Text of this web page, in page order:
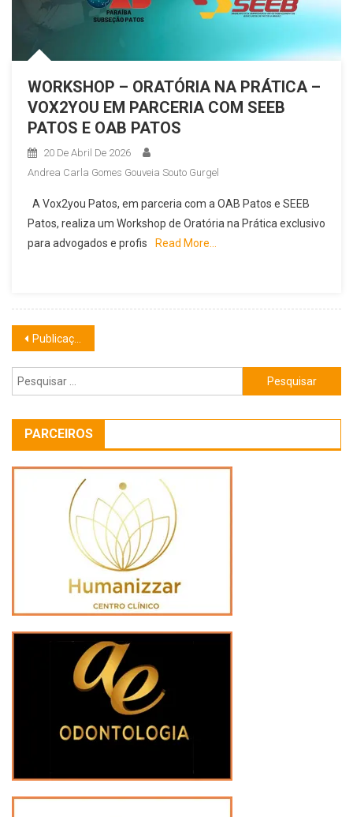
WORKSHOP – ORATÓRIA NA PRÁTICA –
VOX2YOU EM PARCERIA COM SEEB
PATOS E OAB PATOS
20 De Abril De 2026
Andrea Carla Gomes Gouveia Souto Gurgel
A Vox2you Patos, em parceria com a OAB Patos e SEEB
Patos, realiza um Workshop de Oratória na Prática exclusivo
para advogados e profis
Read More…
Navegação
por
posts
Publicações mais antigas
Pesquisar
por:
PARCEIROS